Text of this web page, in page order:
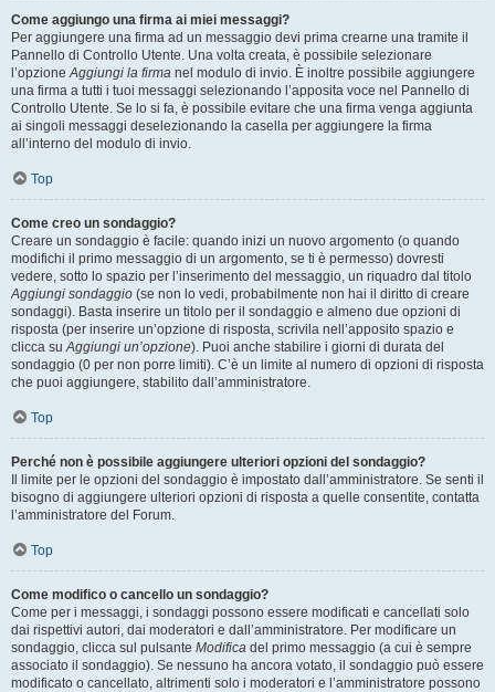
Come aggiungo una firma ai miei messaggi?
Per aggiungere una firma ad un messaggio devi prima crearne una tramite il
Pannello di Controllo Utente. Una volta creata, è possibile selezionare
l’opzioneAggiungi la firma nel modulo di invio. È inoltre possibile aggiungere
una firma a tutti i tuoi messaggi selezionando l’apposita voce nel Pannello di
Controllo Utente. Se lo si fa, è possibile evitare che una firma venga aggiunta
ai singoli messaggi deselezionando la casella per aggiungere la firma
all’interno del modulo di invio.
Top
Come creo un sondaggio?
Creare un sondaggio è facile: quando inizi un nuovo argomento (o quando
modifichi il primo messaggio di un argomento, se ti è permesso) dovresti
vedere, sotto lo spazio per l’inserimento del messaggio, un riquadro dal titolo
Aggiungi sondaggio (se non lo vedi, probabilmente non hai il diritto di creare
sondaggi). Basta inserire un titolo per il sondaggio e almeno due opzioni di
risposta (per inserire un’opzione di risposta, scrivila nell’apposito spazio e
clicca suAggiungi un’opzione). Puoi anche stabilire i giorni di durata del
sondaggio (0 per non porre limiti). C’è un limite al numero di opzioni di risposta
che puoi aggiungere, stabilito dall’amministratore.
Top
Perché non è possibile aggiungere ulteriori opzioni del sondaggio?
Il limite per le opzioni del sondaggio è impostato dall’amministratore. Se senti il
bisogno di aggiungere ulteriori opzioni di risposta a quelle consentite, contatta
l’amministratore del Forum.
Top
Come modifico o cancello un sondaggio?
Come per i messaggi, i sondaggi possono essere modificati e cancellati solo
dai rispettivi autori, dai moderatori e dall’amministratore. Per modificare un
sondaggio, clicca sul pulsante Modifica del primo messaggio (a cui è sempre
associato il sondaggio). Se nessuno ha ancora votato, il sondaggio può essere
modificato o cancellato, altrimenti solo i moderatori e l’amministratore possono